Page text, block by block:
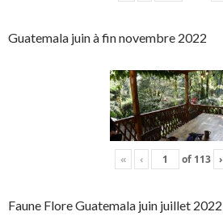
Guatemala juin à fin novembre 2022
« ‹ of 113 ›
Faune Flore Guatemala juin juillet 2022